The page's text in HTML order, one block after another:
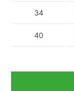
34
40